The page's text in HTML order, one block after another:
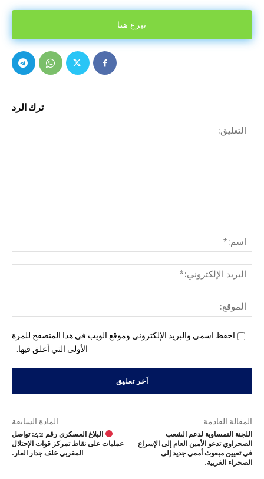
تبرع هنا
ترك الرد
احفظ اسمي والبريد الإلكتروني وموقع الويب في هذا المتصفح للمرة
الأولى التي أعلق فيها.
المادة السابقة
البلاغ العسكري رقم 42: تواصل
عمليات على نقاط تمركز قوات الإحتلال
المغربي خلف جدار العار.
المقالة القادمة
اللجنة النمساوية لدعم الشعب
الصحراوي تدعو الأمين العام إلى الإسراع
في تعيين مبعوث أممي جديد إلى
الصحراء الغربية.